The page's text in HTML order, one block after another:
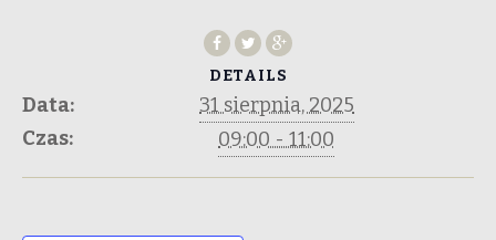
DETAILS
Data:
31 sierpnia, 2025
Czas:
09:00 - 11:00